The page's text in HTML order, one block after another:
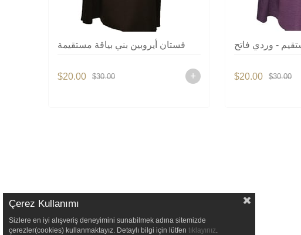
فستان أيروبين بني بياقة مستقيمة
$20.00 $30.00
- وردي فاتح
$20.00 $30.00
Çerez Kullanımı
Sizlere en iyi alışveriş deneyimini sunabilmek adına sitemizde
çerezler(cookies) kullanmaktayız. Detaylı bilgi için lütfen tıklayınız.